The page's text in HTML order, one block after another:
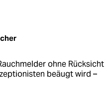
ohne Rücksicht
beäugt wird –